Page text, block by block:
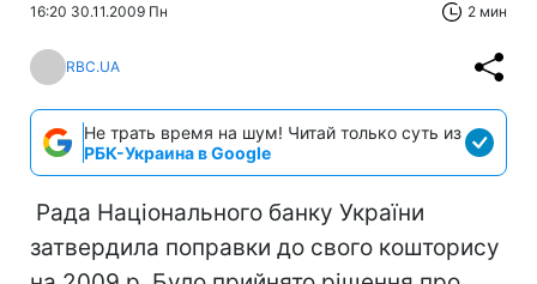
16:20 30.11.2009 Пн 2 мин
RBC.UA
Не трать время на шум! Читай только суть из
РБК-Украина в Google
Рада Національного банку України
затвердила поправки до свого кошторису